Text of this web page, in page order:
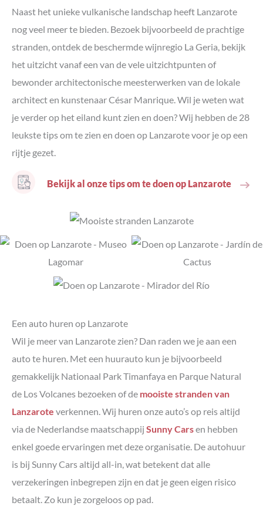
Naast het unieke vulkanische landschap heeft Lanzarote
nog veel meer te bieden. Bezoek bijvoorbeeld de prachtige
stranden, ontdek de beschermde wijnregio La Geria, bekijk
het uitzicht vanaf een van de vele uitzichtpunten of
bewonder architectonische meesterwerken van de lokale
architect en kunstenaar César Manrique. Wil je weten wat
je verder op het eiland kunt zien en doen? Wij hebben de 28
leukste tips om te zien en doen op Lanzarote voor je op een
rijtje gezet.
Bekijk al onze tips om te doen op Lanzarote
Een auto huren op Lanzarote
Wil je meer van Lanzarote zien? Dan raden we je aan een
auto te huren. Met een huurauto kun je bijvoorbeeld
gemakkelijk Nationaal Park Timanfaya en Parque Natural
de Los Volcanes bezoeken of de mooiste stranden van
Lanzarote verkennen. Wij huren onze auto’s op reis altijd
via de Nederlandse maatschappij Sunny Carsen hebben
enkel goede ervaringen met deze organisatie. De autohuur
is bij Sunny Cars altijd all-in, wat betekent dat alle
verzekeringen inbegrepen zijn en dat je geen eigen risico
betaalt. Zo kun je zorgeloos op pad.